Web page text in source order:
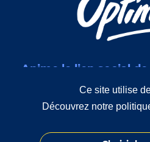
Anime le lien social
des interventions de
Ce site utilise
Découvrez notre